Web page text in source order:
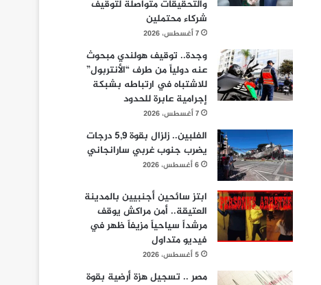
والتحقيقات متواصلة لتوقيف
شركاء محتملين
7 أغسطس، 2026
وجدة.. توقيف هولندي مبحوث
عنه دولياً من طرف “الأنتربول”
للاشتباه في ارتباطه بشبكة
إجرامية عابرة للحدود
7 أغسطس، 2026
الفلبين.. زلزال بقوة 5,9 درجات
يضرب جنوب غربي سارانجاني
6 أغسطس، 2026
ابتز سائحين أجنبيين بالمدينة
العتيقة.. أمن مراكش يوقف
مرشداً سياحياً مزيفاً ظهر في
فيديو متداول
5 أغسطس، 2026
مصر .. تسجيل هزة أرضية بقوة